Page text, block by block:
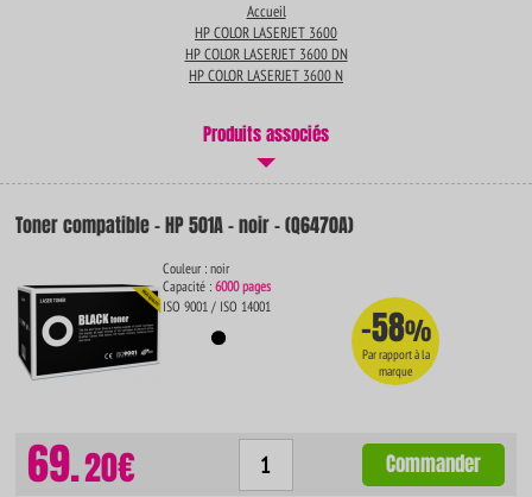
Accueil
HP COLOR LASERJET 3600
HP COLOR LASERJET 3600 DN
HP COLOR LASERJET 3600 N
Produits associés
Toner compatible - HP 501A - noir - (Q6470A)
Couleur : noir
Capacité :6000 pages
ISO 9001 / ISO 14001
-58%
Par rapport à la
marque
69.20€ Commander